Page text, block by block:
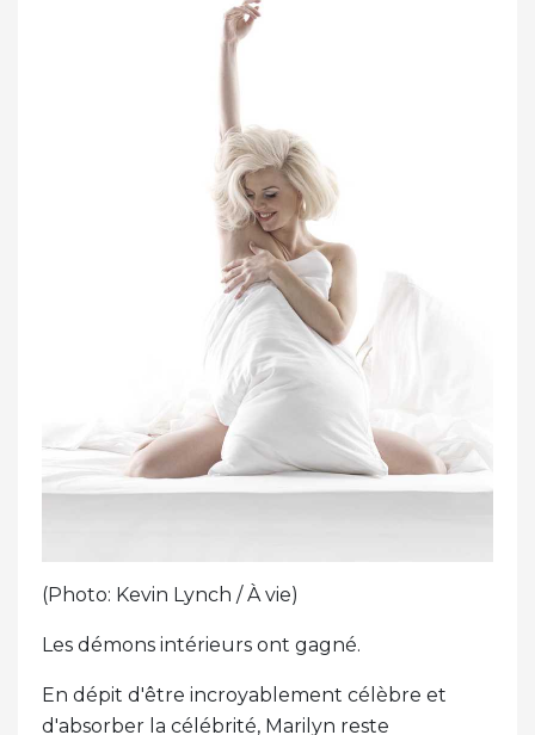
(Photo: Kevin Lynch / À vie)
Les démons intérieurs ont gagné.
En dépit d'être incroyablement célèbre et
d'absorber la célébrité, Marilyn reste